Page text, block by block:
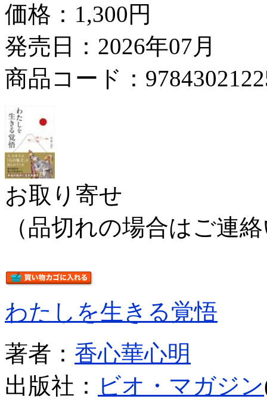
価格： 1,300円
発売日：2026年07月
商品コード：
お取り寄せ
（品切れの場合はご連
わたしを生きる覚悟
著者： 香心華心明
出版社： ビオ・マガジン